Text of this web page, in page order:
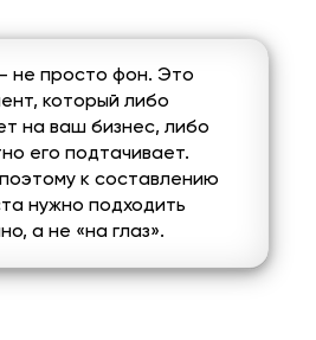
не просто фон. Это
который либо
на ваш бизнес, либо
его подтачивает.
к составлению
нужно подходить
а не «на глаз».